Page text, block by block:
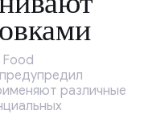
различные